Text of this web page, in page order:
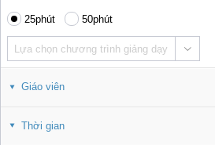
25phút 50phút
Lựa chọn chương trình giảng dạy
Giáo viên
Thời gian